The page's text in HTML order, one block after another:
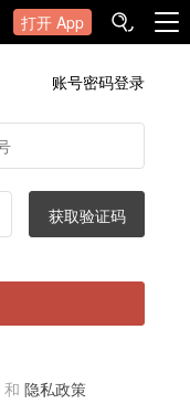
打开 App
账号密码登录
获取验证码
和 隐私政策